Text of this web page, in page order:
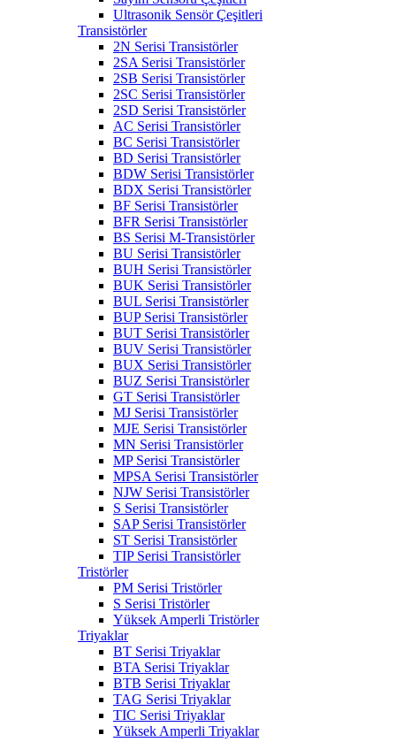
Ultrasonik Sensör Çeşitleri
Transistörler
2N Serisi Transistörler
2SA Serisi Transistörler
2SB Serisi Transistörler
2SC Serisi Transistörler
2SD Serisi Transistörler
AC Serisi Transistörler
BC Serisi Transistörler
BD Serisi Transistörler
BDW Serisi Transistörler
BDX Serisi Transistörler
BF Serisi Transistörler
BFR Serisi Transistörler
BS Serisi M-Transistörler
BU Serisi Transistörler
BUH Serisi Transistörler
BUK Serisi Transistörler
BUL Serisi Transistörler
BUP Serisi Transistörler
BUT Serisi Transistörler
BUV Serisi Transistörler
BUX Serisi Transistörler
BUZ Serisi Transistörler
GT Serisi Transistörler
MJ Serisi Transistörler
MJE Serisi Transistörler
MN Serisi Transistörler
MP Serisi Transistörler
MPSA Serisi Transistörler
NJW Serisi Transistörler
S Serisi Transistörler
SAP Serisi Transistörler
ST Serisi Transistörler
TIP Serisi Transistörler
Tristörler
PM Serisi Tristörler
S Serisi Tristörler
Yüksek Amperli Tristörler
Triyaklar
BT Serisi Triyaklar
BTA Serisi Triyaklar
BTB Serisi Triyaklar
TAG Serisi Triyaklar
TIC Serisi Triyaklar
Yüksek Amperli Triyaklar